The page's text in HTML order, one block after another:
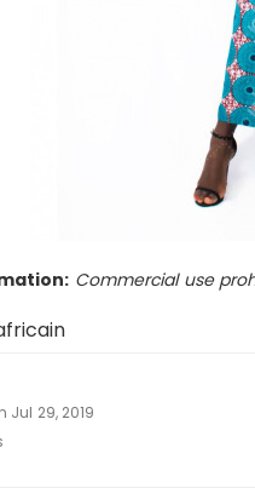
Commercial use
Jul 29, 2019